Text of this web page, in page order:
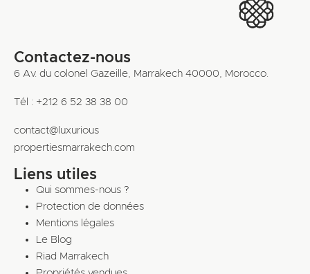
Contactez-nous
6 Av. du colonel Gazeille, Marrakech 40000, Morocco.
Tél : +212 6 52 38 38 00
contact@luxurious
propertiesmarrakech.com
Liens utiles
Qui sommes-nous ?
Protection de données
Mentions légales
Le Blog
Riad Marrakech